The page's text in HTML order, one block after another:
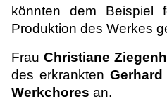
könnten dem Beispiel
Produktion des Werkes
FrauChristiane
des erkrankten
Werkchores an.